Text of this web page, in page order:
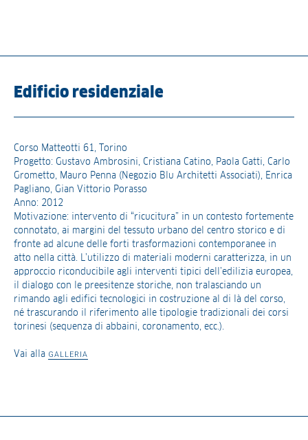
Edificio residenziale
Corso Matteotti 61, Torino
Progetto: Gustavo Ambrosini, Cristiana Catino, Paola Gatti, Carlo
Grometto, Mauro Penna (Negozio Blu Architetti Associati), Enrica
Pagliano, Gian Vittorio Porasso
Anno: 2012
Motivazione: intervento di “ricucitura” in un contesto fortemente
connotato, ai margini del tessuto urbano del centro storico e di
fronte ad alcune delle forti trasformazioni contemporanee in
atto nella città. L’utilizzo di materiali moderni caratterizza, in un
approccio riconducibile agli interventi tipici dell’edilizia europea,
il dialogo con le preesitenze storiche, non tralasciando un
rimando agli edifici tecnologici in costruzione al di là del corso,
né trascurando il riferimento alle tipologie tradizionali dei corsi
torinesi (sequenza di abbaini, coronamento, ecc.).
Vai alla GALLERIA